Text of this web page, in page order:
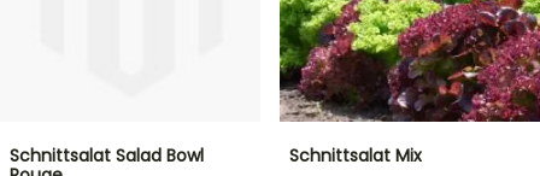
Schnittsalat Salad Bowl
Schnittsalat Mix